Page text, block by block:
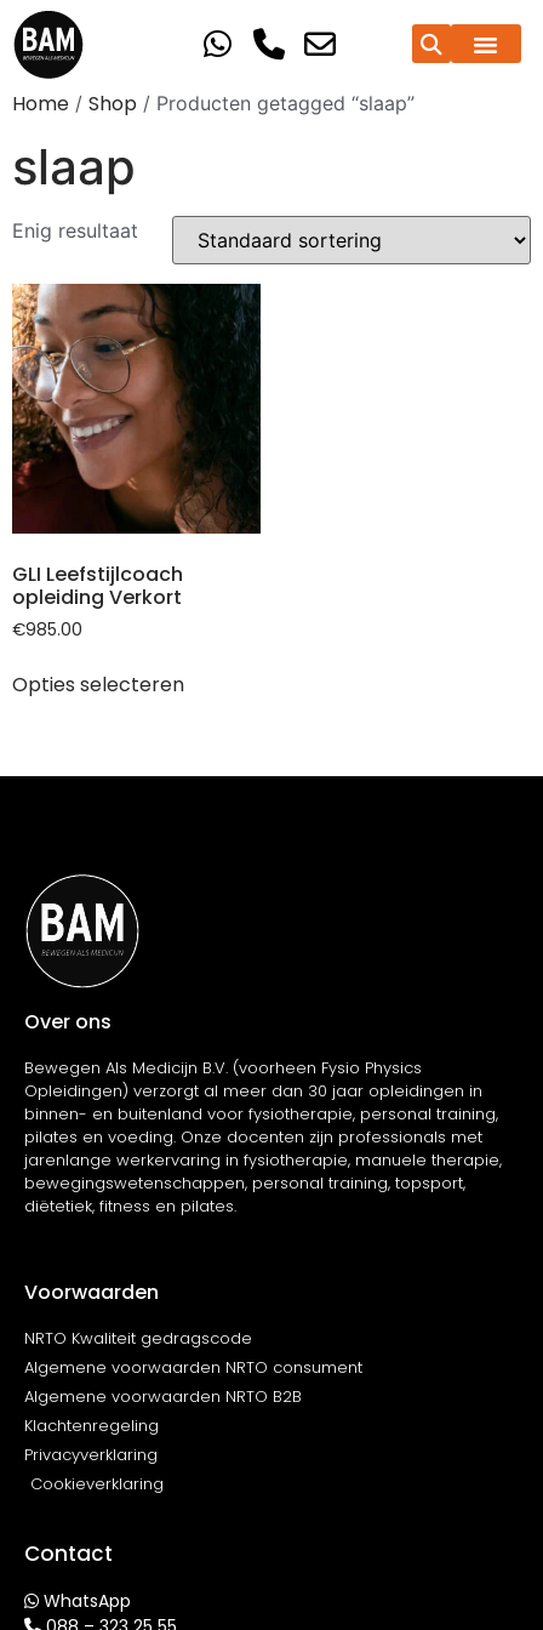
Home / Shop / Producten getagged “slaap”
slaap
Enig resultaat
GLI Leefstijlcoach
opleiding Verkort
€985.00
Opties selecteren
Over ons
Bewegen Als Medicijn B.V. (voorheen Fysio Physics
Opleidingen) verzorgt al meer dan 30 jaar opleidingen in
binnen- en buitenland voor fysiotherapie, personal training,
pilates en voeding. Onze docenten zijn professionals met
jarenlange werkervaring in fysiotherapie, manuele therapie,
bewegingswetenschappen, personal training, topsport,
diëtetiek, fitness en pilates.
Voorwaarden
NRTO Kwaliteit gedragscode
Algemene voorwaarden NRTO consument
Algemene voorwaarden NRTO B2B
Klachtenregeling
Privacyverklaring
Cookieverklaring
Contact
WhatsApp